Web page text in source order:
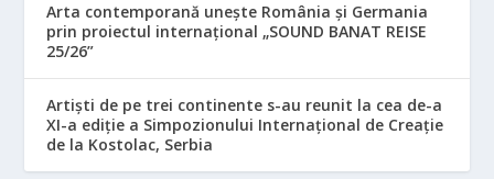
Arta contemporană unește România și Germania
prin proiectul internațional „SOUND BANAT REISE
25/26”
Artiști de pe trei continente s-au reunit la cea de-a
XI-a ediție a Simpozionului Internațional de Creație
de la Kostolac, Serbia